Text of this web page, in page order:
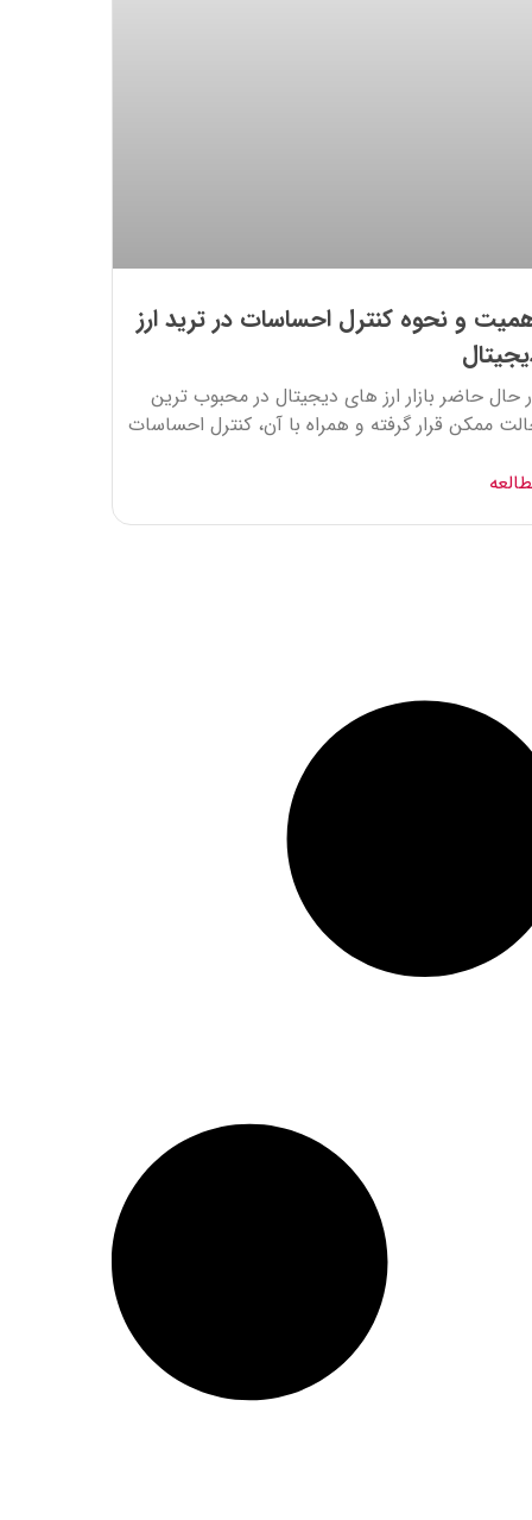
و نحوه کنترل احساسات در ترید ارز
حال حاضر بازار ارز های دیجیتال در محبوب ترین
ممکن قرار گرفته و همراه با آن، کنترل احساسات